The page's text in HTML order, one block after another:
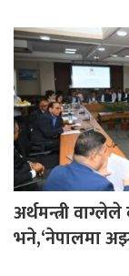
अर्थमन्त्री
भने,‘नेपालमा